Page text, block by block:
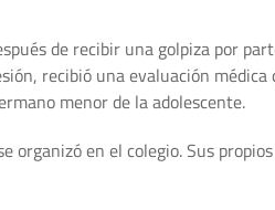
de recibir una golpiza por
recibió una evaluación
menor de la adolescente.
en el colegio. Sus